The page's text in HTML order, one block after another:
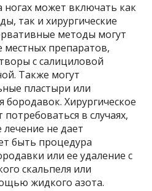
может включать как
так и хирургические
методы могут
препаратов,
с салициловой
Также могут
пластыри или
бородавок. Хирургическое
в случаях,
не дает
быть процедура
или ее удаление с
скальпеля или
жидкого азота.